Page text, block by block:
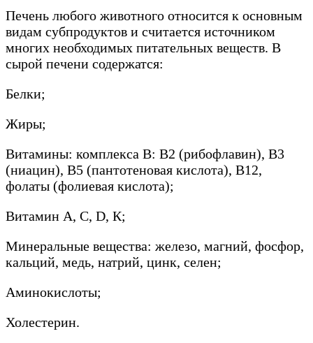
Печень любого животного относится к основным
видам субпродуктов и считается источником
многих необходимых питательных веществ. В
сырой печени содержатся:
Белки;
Жиры;
Витамины: комплекса В: В2 (рибофлавин), В3
(ниацин), В5 (пантотеновая кислота), В12,
фолаты (фолиевая кислота);
Витамин А, С, D, К;
Минеральные вещества: железо, магний, фосфор,
кальций, медь, натрий, цинк, селен;
Аминокислоты;
Холестерин.